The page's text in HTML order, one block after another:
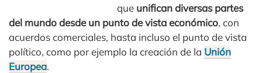
que unifican diversas partes
del mundo desde un punto de vista económico, con
acuerdos comerciales, hasta incluso el punto de vista
político, como por ejemplo la creación de la Unión
Europea.